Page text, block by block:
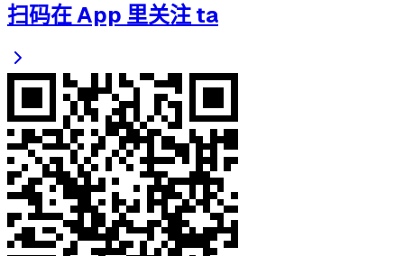
扫码在 App 里关注 ta